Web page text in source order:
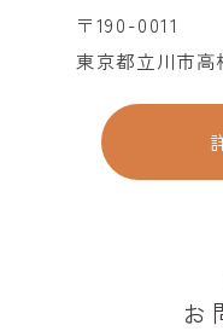
〒190-0011
東京都立川市高
お